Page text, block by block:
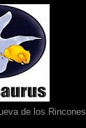
de los Rincones